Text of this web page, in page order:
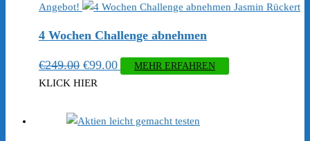
Angebot!
4 Wochen Challenge abnehmen
€249.00 Ursprünglicher
Preis
€249.00
€99.00Aktueller
€99.00.
MEHR ERFAHREN
KLICK HIER